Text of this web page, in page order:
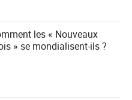
les « Nouveaux
» se mondialisent-ils ?